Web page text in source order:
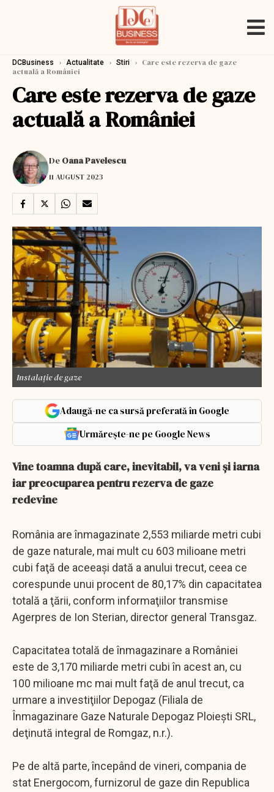
DCBusiness › Actualitate › Stiri › Care este rezerva de gaze
actuală a României
Care este rezerva de gaze
actuală a României
De Oana Pavelescu
11 AUGUST 2023
Instalație de gaze
Adaugă-ne ca sursă preferată în Google
Urmărește-ne pe Google News
Vine toamna după care, inevitabil, va veni și iarna
iar preocuparea pentru rezerva de gaze
redevine
România are înmagazinate 2,553 miliarde metri cubi
de gaze naturale, mai mult cu 603 milioane metri
cubi faţă de aceeaşi dată a anului trecut, ceea ce
corespunde unui procent de 80,17% din capacitatea
totală a ţării, conform informaţiilor transmise
Agerpres de Ion Sterian, director general Transgaz.
Capacitatea totală de înmagazinare a României
este de 3,170 miliarde metri cubi în acest an, cu
100 milioane mc mai mult faţă de anul trecut, ca
urmare a investiţiilor Depogaz (Filiala de
Înmagazinare Gaze Naturale Depogaz Ploieşti SRL,
deţinută integral de Romgaz, n.r.).
Pe de altă parte, începând de vineri, compania de
stat Energocom, furnizorul de gaze din Republica